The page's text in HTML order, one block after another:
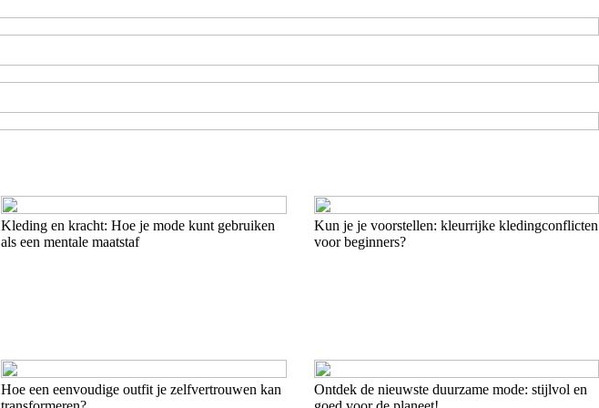
Kleding en kracht: Hoe je mode kunt gebruiken
als een mentale maatstaf
Kun je je voorstellen: kleurrijke kledingconflicten
voor beginners?
Hoe een eenvoudige outfit je zelfvertrouwen kan
Ontdek de nieuwste duurzame mode: stijlvol en